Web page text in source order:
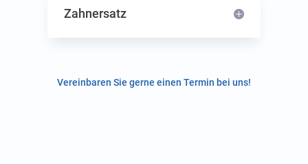
Zahn­ersatz
Ver­ein­ba­ren Sie ger­ne einen Ter­min bei uns!